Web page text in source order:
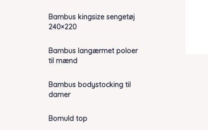
Bambus kingsize sengetøj
240×220
Bambus langærmet poloer
til mænd
Bambus bodystocking til
damer
Bomuld top